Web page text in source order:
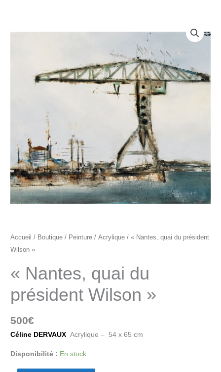
Accueil / Boutique / Peinture /Acrylique / « Nantes, quai du président
Wilson »
« Nantes, quai du
président Wilson »
500€
Céline DERVAUX Acrylique – 54 x 65 cm
Disponibilité : En stock
président